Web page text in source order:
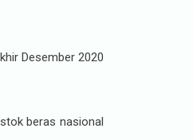
Desember 2020
beras nasional